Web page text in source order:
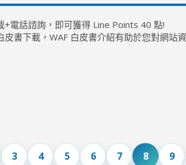
+電話諮詢，即可獲得 Line Points 40 點!
皮書下載，WAF 白皮書介紹有助於您對網站
3 4 5 6 7 8 9